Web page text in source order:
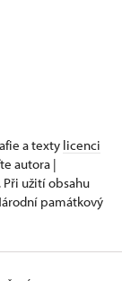
a texty licenci
autora |
užití obsahu
památkový